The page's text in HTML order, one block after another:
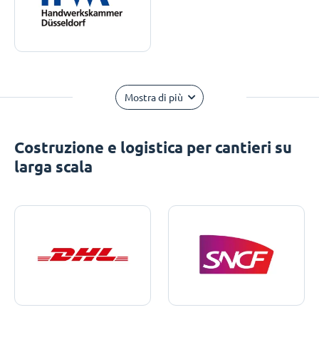
Mostra di più
Costruzione e logistica per cantieri su
larga scala